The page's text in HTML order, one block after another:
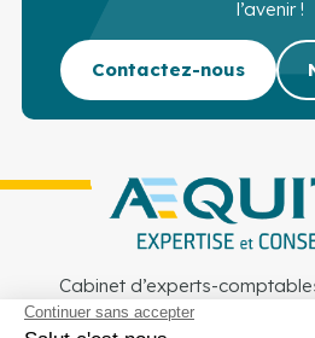
l’avenir !
Contactez-nous
Cabinet d’experts-
comptes sur Lille,